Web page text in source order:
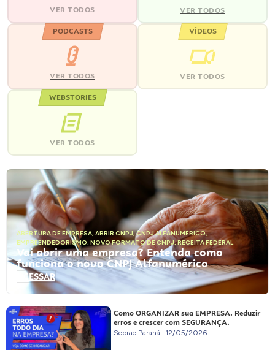
VER TODOS VER TODOS
PODCASTS
VER TODOS
VÍDEOS
VER TODOS
WEBSTORIES
VER TODOS
ABERTURA DE EMPRESA, ABRIR CNPJ,CNPJ ALFANUMÉRICO,
EMPREENDEDORISMO, NOVO FORMATO DE CNPJ,RECEITA FEDERAL
Vai abrir uma empresa? Entenda como
funciona o novo CNPJ Alfanumérico
ACESSAR
Como ORGANIZAR sua EMPRESA. Reduzir
erros e crescer com SEGURANÇA.
Sebrae Paraná 12/05/2026